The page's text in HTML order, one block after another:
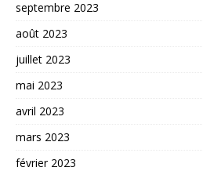
septembre 2023
août 2023
juillet 2023
mai 2023
avril 2023
mars 2023
février 2023